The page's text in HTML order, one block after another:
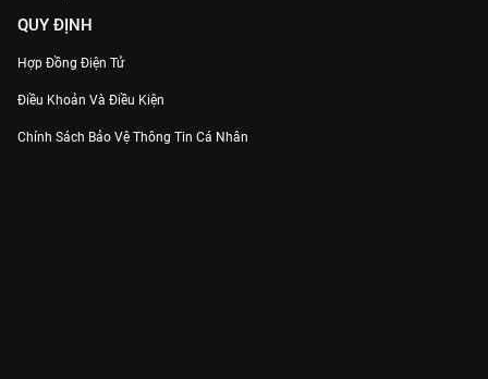
QUY ĐỊNH
Hợp Đồng Điện Tử
Điều Khoản Và Điều Kiện
Chính Sách Bảo Vệ Thông Tin Cá Nhân